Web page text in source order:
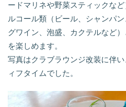
ードマリネや野菜スティックな
ルコール類（ビール、シャンパ
グワイン、泡盛、カクテルなど
を楽しめます。
写真はクラブラウンジ改装に伴
ィフタイムでした。